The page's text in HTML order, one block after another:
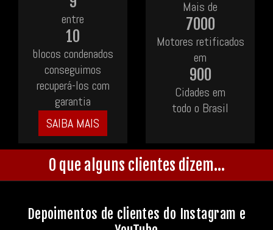
entre
10
blocos condenados
conseguimos
recuperá-los com
garantia
SAIBA MAIS
Mais de
7000
Motores retificados
em
900
Cidades em
todo o Brasil
O que alguns clientes dizem...
Depoimentos de clientes do Instagram e